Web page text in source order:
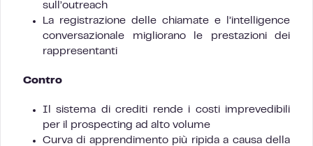
sull’outreach
La registrazione delle chiamate e l’intelligence
conversazionale migliorano le prestazioni dei
rappresentanti
Contro
Il sistema di crediti rende i costi imprevedibili
per il prospecting ad alto volume
Curva di apprendimento più ripida a causa della